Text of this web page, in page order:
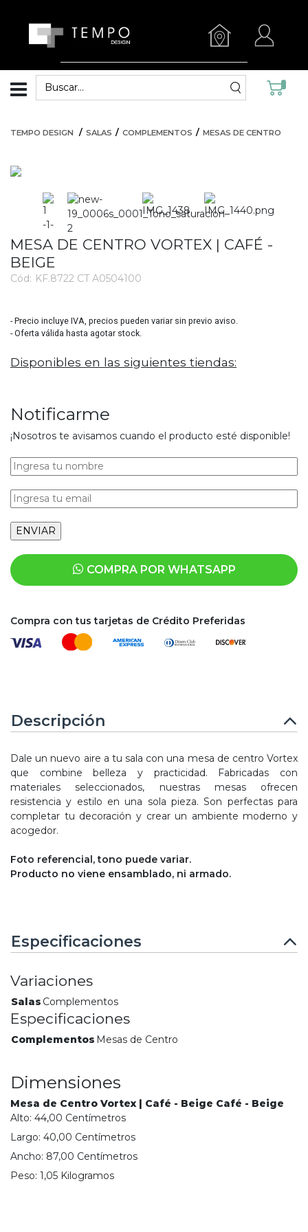
TEMPO DESIGN SALAS COMPLEMENTOS MESAS DE CENTRO
MESA DE CENTRO VORTEX | CAFÉ -
BEIGE
Cód: KF.8722 CT A0504100
- Precio incluye IVA, precios pueden variar sin previo aviso.
- Oferta válida hasta agotar stock.
Disponibles en las siguientes tiendas:
Notificarme
¡Nosotros te avisamos cuando el producto esté disponible!
COMPRA POR WHATSAPP
Compra con tus tarjetas de Crédito Preferidas
Descripción
Dale un nuevo aire a tu sala con una mesa de centro Vortex
que combine belleza y practicidad. Fabricadas con
materiales seleccionados, nuestras mesas ofrecen
resistencia y estilo en una sola pieza. Son perfectas para
completar tu decoración y crear un ambiente moderno y
acogedor.
Foto referencial, tono puede variar.
Producto no viene ensamblado, ni armado.
Especificaciones
Variaciones
Salas Complementos
Especificaciones
Complementos Mesas de Centro
Dimensiones
Mesa de Centro Vortex | Café - Beige Café - Beige
Alto: 44,00 Centímetros
Largo: 40,00 Centímetros
Ancho: 87,00 Centímetros
Peso: 1,05 Kilogramos